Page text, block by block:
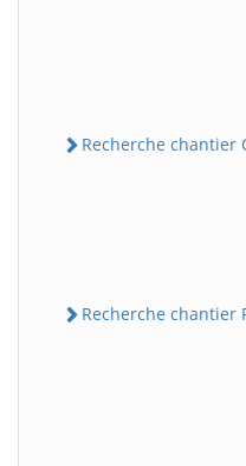
Recherche chantier
Recherche chantier